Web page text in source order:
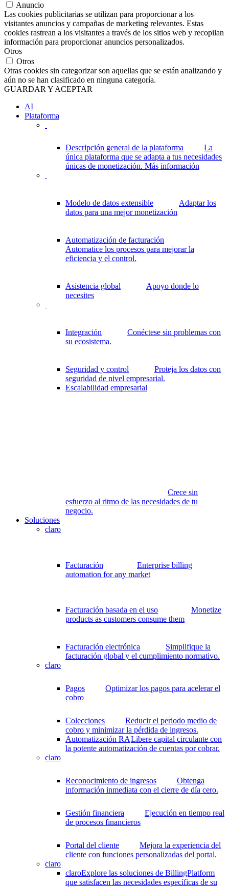
Anuncio
Las cookies publicitarias se utilizan para proporcionar a los
visitantes anuncios y campañas de marketing relevantes. Estas
cookies rastrean a los visitantes a través de los sitios web y recopilan
información para proporcionar anuncios personalizados.
Otros
Otros
Otras cookies sin categorizar son aquellas que se están analizando y
aún no se han clasificado en ninguna categoría.
GUARDAR Y ACEPTAR
AI
Plataforma
Descripción general de la plataforma
La
única plataforma que se adapta a tus necesidades
únicas de monetización. Más información
Modelo de datos extensible
Adaptar los
datos para una mejor monetización
Automatización de facturación
Automatice los procesos para mejorar la
eficiencia y el control.
Asistencia global
Apoyo donde lo
necesites
Integración
Conéctese sin problemas con
su ecosistema.
Seguridad y control
Proteja los datos con
seguridad de nivel empresarial.
Escalabilidad empresarial
Crece sin
esfuerzo al ritmo de las necesidades de tu
negocio.
Soluciones
claro
Facturación
Enterprise billing
automation for any market
Facturación basada en el uso
Monetize
products as customers consume them
Facturación electrónica
Simplifique la
facturación global y el cumplimiento normativo.
claro
Pagos
Optimizar los pagos para acelerar el
cobro
Colecciones
Reducir el periodo medio de
cobro y minimizar la pérdida de ingresos.
Automatización RALibere capital circulante con
la potente automatización de cuentas por cobrar.
claro
Reconocimiento de ingresos
Obtenga
información inmediata con el cierre de día cero.
Gestión financiera
Ejecución en tiempo real
de procesos financieros
Portal del cliente
Mejora la experiencia del
cliente con funciones personalizadas del portal.
claro
claroExplore las soluciones de BillingPlatform
que satisfacen las necesidades específicas de su